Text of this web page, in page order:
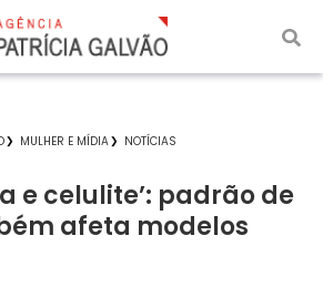
MULHER E MÍDIA NOTÍCIAS
e celulite’: padrão de
afeta modelos